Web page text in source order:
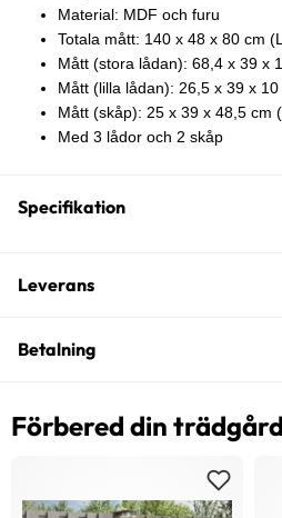
Material: MDF och furu
Totala mått: 140 x 48 x 80 cm
Mått (stora lådan): 68,4 x 39 x
Mått (lilla lådan): 26,5 x 39 x
Mått (skåp): 25 x 39 x 48,5 cm
Med 3 lådor och 2 skåp
Specifikation
Leverans
Betalning
Förbered din